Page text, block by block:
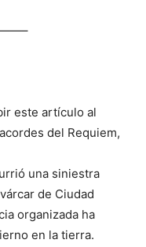
este artículo al
del Requiem,
una siniestra
de Ciudad
organizada ha
en la tierra.